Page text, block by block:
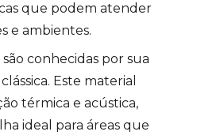
que podem atender
e ambientes.
são conhecidas por sua
Este material
térmica e acústica,
ideal para áreas que